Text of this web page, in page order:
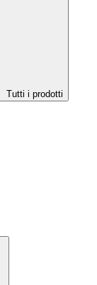
Tutti i prodotti